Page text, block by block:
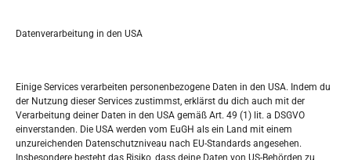
Datenverarbeitung in den USA
Einige Services verarbeiten personenbezogene Daten in den USA. Indem du
der Nutzung dieser Services zustimmst, erklärst du dich auch mit der
Verarbeitung deiner Daten in den USA gemäß Art. 49 (1) lit. a DSGVO
einverstanden. Die USA werden vom EuGH als ein Land mit einem
unzureichenden Datenschutzniveau nach EU-Standards angesehen.
Insbesondere besteht das Risiko, dass deine Daten von US-Behörden zu
h
M D M D F S S
1
3 4 5 6 7 8